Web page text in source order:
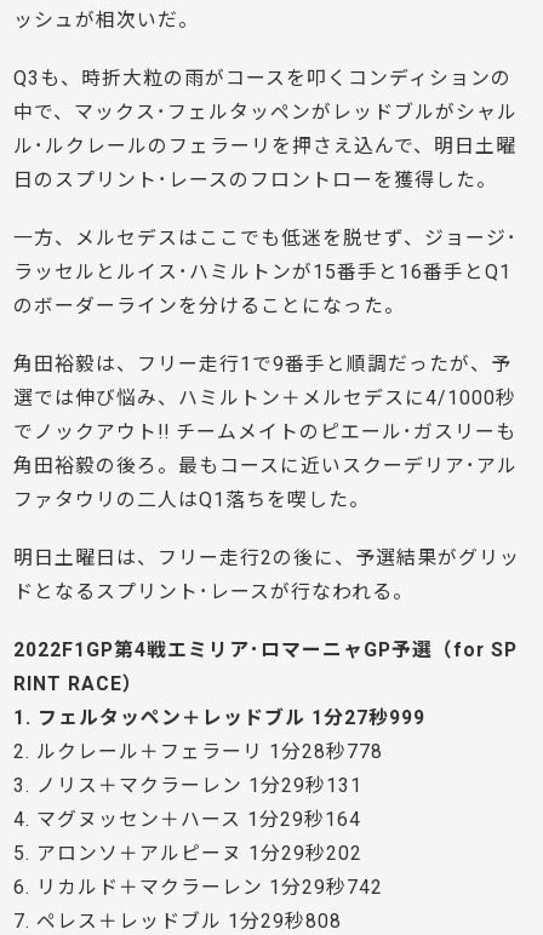
ッシュが相次いだ。
Q3も、時折大粒の雨がコースを叩くコンディションの
中で、マックス･フェルタッペンがレッドブルがシャル
ル･ルクレールのフェラーリを押さえ込んで、明日土曜
日のスプリント･レースのフロントローを獲得した。
一方、メルセデスはここでも低迷を脱せず、ジョージ･
ラッセルとルイス･ハミルトンが15番手と16番手とQ1
のボーダーラインを分けることになった。
角田裕毅は、フリー走行1で9番手と順調だったが、予
選では伸び悩み、ハミルトン＋メルセデスに4/1000秒
でノックアウト!! チームメイトのピエール･ガスリーも
角田裕毅の後ろ。最もコースに近いスクーデリア･アル
ファタウリの二人はQ1落ちを喫した。
明日土曜日は、フリー走行2の後に、予選結果がグリッ
ドとなるスプリント･レースが行なわれる。
2022F1GP第4戦エミリア･ロマーニャGP予選（for SP
RINT RACE）
1. フェルタッペン＋レッドブル 1分27秒999
2. ルクレール＋フェラーリ 1分28秒778
3. ノリス＋マクラーレン 1分29秒131
4. マグヌッセン＋ハース 1分29秒164
5. アロンソ＋アルピーヌ 1分29秒202
6. リカルド＋マクラーレン 1分29秒742
7. ペレス＋レッドブル 1分29秒808